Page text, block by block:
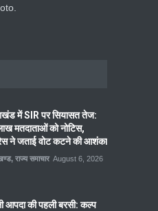
में SIR पर सियासत तेज:
मतदाताओं को नोटिस,
ने जताई वोट कटने की आशंका
, राज्य समाचार August 6, 2026
आपदा की पहली बरसी: कल्प